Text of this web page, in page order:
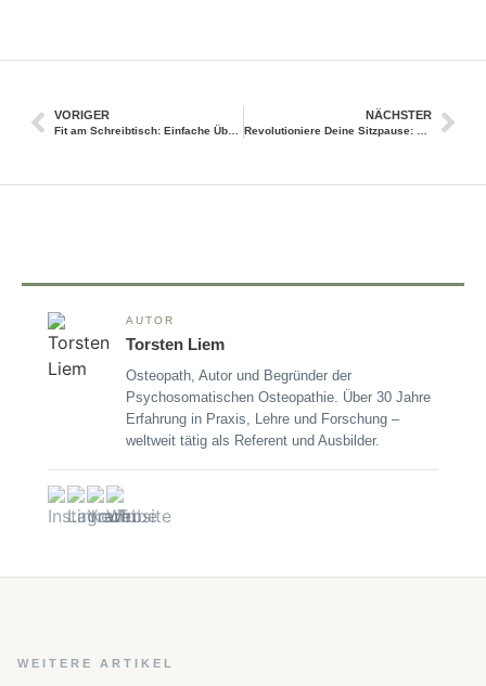
VORIGER
Fit am Schreibtisch: Einfache Übungen gegen das Sitz-Dilemma
NÄCHSTER
Revolutioniere Deine Sitzpause: Crunches für Dynamik und Kraft
AUTOR
Torsten Liem
Osteopath, Autor und Begründer der
Psychosomatischen Osteopathie. Über 30 Jahre
Erfahrung in Praxis, Lehre und Forschung –
weltweit tätig als Referent und Ausbilder.
WEITERE ARTIKEL